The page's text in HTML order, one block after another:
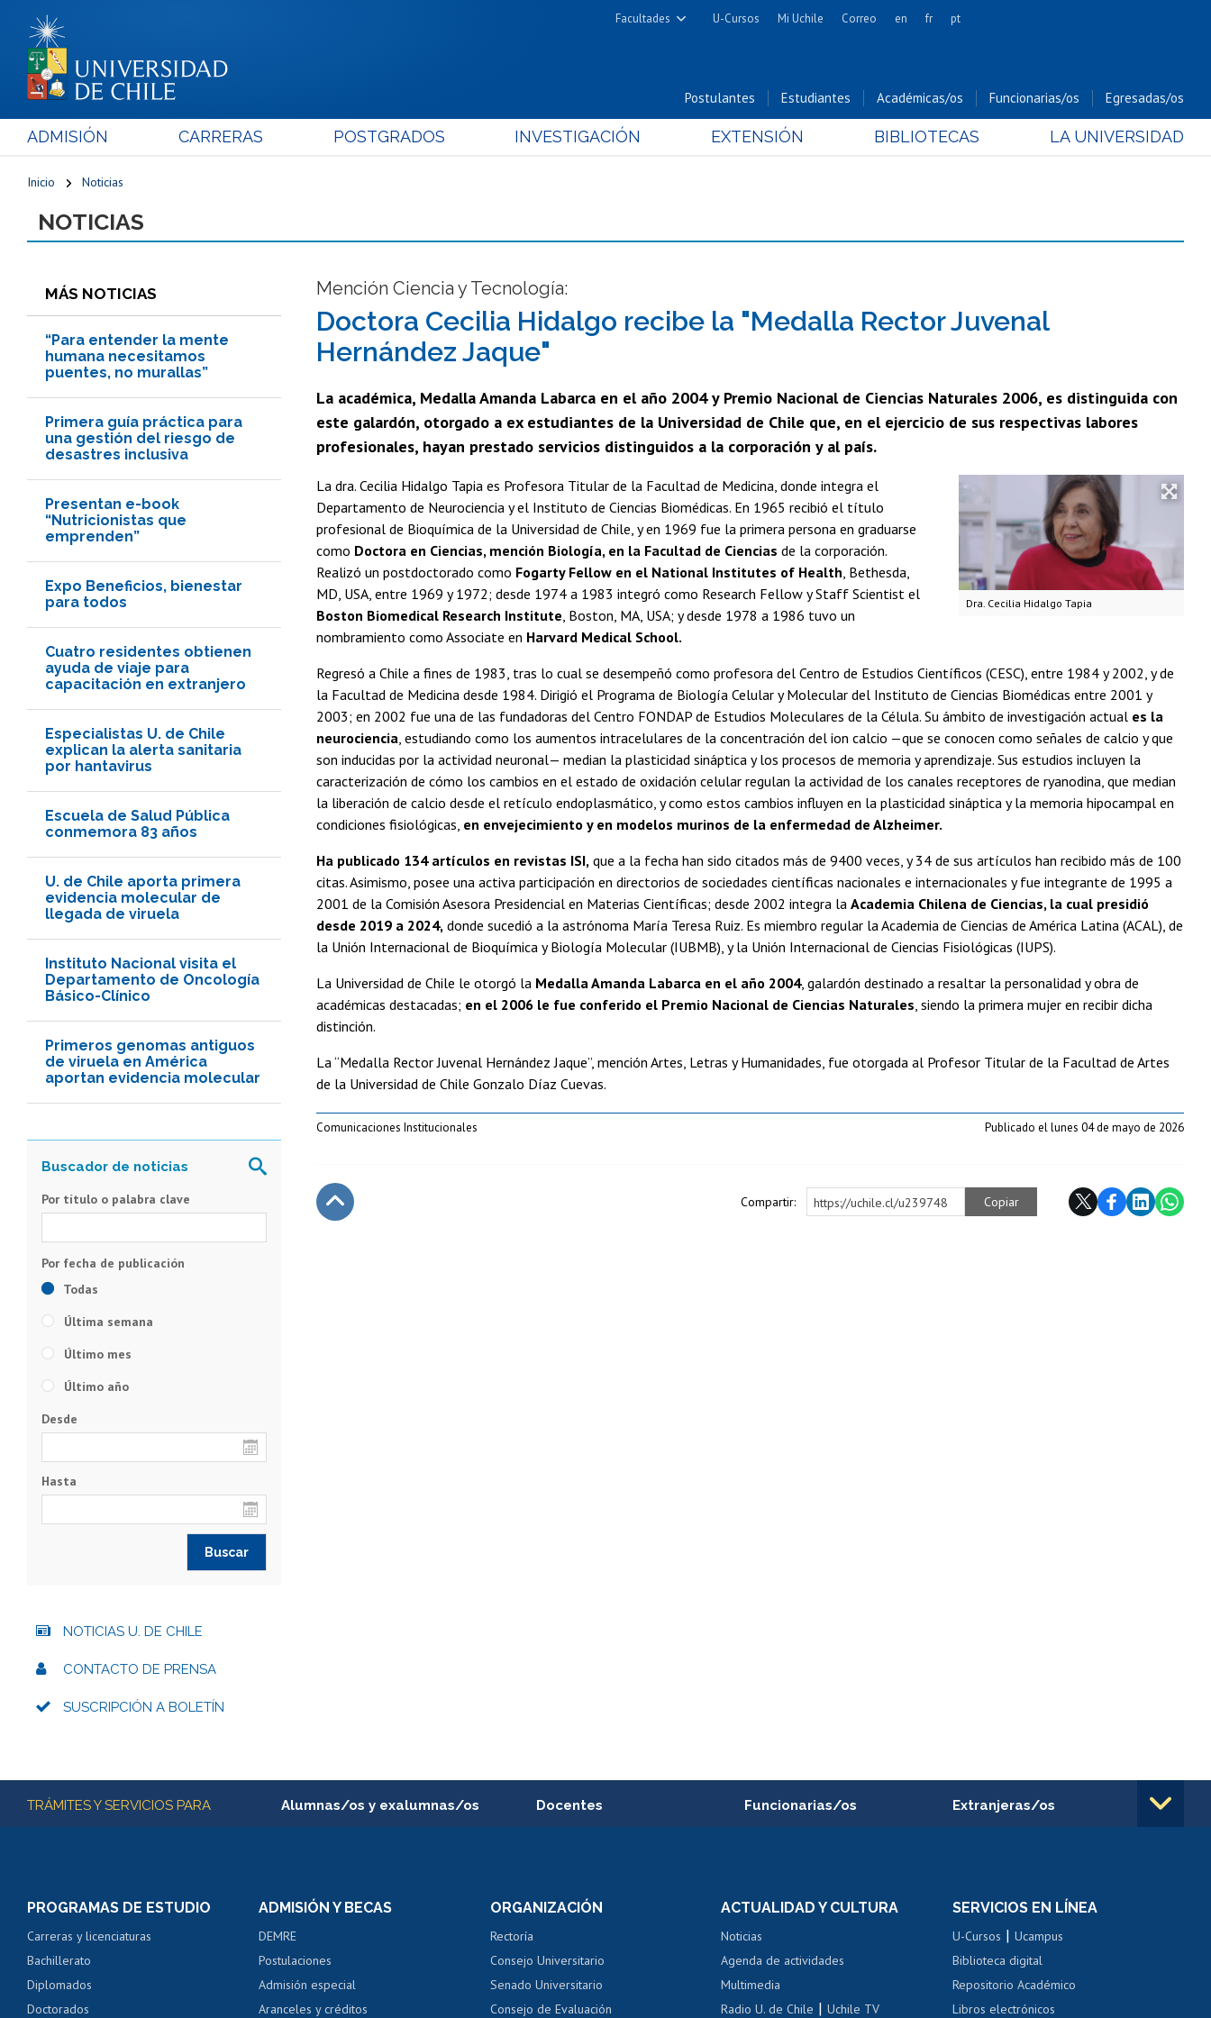
Facultades
Cs. Físicas y Matemáticas
Cs. Forestales y Conservación
Cs. Químicas y Farmacéuticas
Cs. Sociales
Nutrición y Tecnología de
Bachillerato
U-Cursos Mi Uchile Correo en fr pt
Postulantes Estudiantes Académicas/os Funcionarias/os Egresadas/os
ADMISIÓN CARRERAS POSTGRADOS INVESTIGACIÓN EXTENSIÓN BIBLIOTECAS LA UNIVERSIDAD
Inicio Noticias
NOTICIAS
MÁS NOTICIAS
“Para entender la mente
humana necesitamos
puentes, no murallas”
Primera guía práctica para
una gestión del riesgo de
desastres inclusiva
Presentan e-book
“Nutricionistas que
emprenden”
Expo Beneficios, bienestar
para todos
Cuatro residentes obtienen
ayuda de viaje para
capacitación en extranjero
Especialistas U. de Chile
explican la alerta sanitaria
por hantavirus
Escuela de Salud Pública
conmemora 83 años
U. de Chile aporta primera
evidencia molecular de
llegada de viruela
Instituto Nacional visita el
Departamento de Oncología
Básico-Clínico
Primeros genomas antiguos
de viruela en América
aportan evidencia molecular
Mención Ciencia y Tecnología:
Doctora Cecilia Hidalgo recibe la "Medalla Rector Juvenal
Hernández Jaque"
La académica, Medalla Amanda Labarca en el año 2004 y Premio Nacional de Ciencias Naturales 2006, es distinguida con
este galardón, otorgado a ex estudiantes de la Universidad de Chile que, en el ejercicio de sus respectivas labores
profesionales, hayan prestado servicios distinguidos a la corporación y al país.
Dra. Cecilia Hidalgo Tapia
La dra. Cecilia Hidalgo Tapia es Profesora Titular de la Facultad de Medicina, donde integra el
Departamento de Neurociencia y el Instituto de Ciencias Biomédicas. En 1965 recibió el título
profesional de Bioquímica de la Universidad de Chile, y en 1969 fue la primera persona en graduarse
como Doctora en Ciencias, mención Biología, en la Facultad de Ciencias de la corporación.
Realizó un postdoctorado como Fogarty Fellow en el National Institutes of Health , Bethesda,
MD, USA, entre 1969 y 1972; desde 1974 a 1983 integró como Research Fellow y Staff Scientist el
Boston Biomedical Research Institute , Boston, MA, USA; y desde 1978 a 1986 tuvo un
nombramiento como Associate en Harvard Medical School.
Regresó a Chile a fines de 1983, tras lo cual se desempeñó como profesora del Centro de Estudios Científicos (CESC), entre 1984 y 2002, y de
la Facultad de Medicina desde 1984. Dirigió el Programa de Biología Celular y Molecular del Instituto de Ciencias Biomédicas entre 2001 y
2003; en 2002 fue una de las fundadoras del Centro FONDAP de Estudios Moleculares de la Célula. Su ámbito de investigación actual es la
neurociencia , estudiando como los aumentos intracelulares de la concentración del ion calcio —que se conocen como señales de calcio y que
son inducidas por la actividad neuronal— median la plasticidad sináptica y los procesos de memoria y aprendizaje. Sus estudios incluyen la
caracterización de cómo los cambios en el estado de oxidación celular regulan la actividad de los canales receptores de ryanodina, que median
la liberación de calcio desde el retículo endoplasmático, y como estos cambios influyen en la plasticidad sináptica y la memoria hipocampal en
condiciones fisiológicas, en envejecimiento y en modelos murinos de la enfermedad de Alzheimer.
Ha publicado 134 artículos en revistas ISI, que a la fecha han sido citados más de 9400 veces, y 34 de sus artículos han recibido más de 100
citas. Asimismo, posee una activa participación en directorios de sociedades científicas nacionales e internacionales y fue integrante de 1995 a
2001 de la Comisión Asesora Presidencial en Materias Científicas; desde 2002 integra la Academia Chilena de Ciencias, la cual presidió
desde 2019 a 2024, donde sucedió a la astrónoma María Teresa Ruiz. Es miembro regular la Academia de Ciencias de América Latina (ACAL), de
la Unión Internacional de Bioquímica y Biología Molecular (IUBMB), y la Unión Internacional de Ciencias Fisiológicas (IUPS).
La Universidad de Chile le otorgó la Medalla Amanda Labarca en el año 2004, galardón destinado a resaltar la personalidad y obra de
académicas destacadas; en el 2006 le fue conferido el Premio Nacional de Ciencias Naturales , siendo la primera mujer en recibir dicha
distinción.
La “Medalla Rector Juvenal Hernández Jaque”, mención Artes, Letras y Humanidades, fue otorgada al Profesor Titular de la Facultad de Artes
de la Universidad de Chile Gonzalo Díaz Cuevas.
Comunicaciones Institucionales Publicado el lunes 04 de mayo de 2026
Compartir: https://uchile.cl/u239748 Copiar
Por título o palabra clave
Todas
Última semana
Último mes
Último año
Desde
Hasta
NOTICIAS U. DE CHILE
CONTACTO DE PRENSA
SUSCRIPCIÓN A BOLETÍN
Más información
TRÁMITES Y SERVICIOS PARA Alumnas/os y exalumnas/os
Servicio médico y dental
Pago de arancel y crédito alumnos
Pago de arancel y crédito exalumnos
Docentes
Perfeccionamiento
Evaluación docente
Calificación académica
Postulación al AUCAI
Funcionarias/os
Portal de movilidad interna
Certificado de renta
Certificado de renta
Extranjeras/os
Cursos de español
PROGRAMAS DE ESTUDIO
Carreras y licenciaturas
Bachillerato
Diplomados
Doctorados
ADMISIÓN Y BECAS
DEMRE
Postulaciones
Admisión especial
Aranceles y créditos
ORGANIZACIÓN
Rectoría
Consejo Universitario
Senado Universitario
Consejo de Evaluación
ACTUALIDAD Y CULTURA
Noticias
Agenda de actividades
Multimedia
Radio U. de Chile |Uchile TV
SERVICIOS EN LÍNEA
U-Cursos |Ucampus
Biblioteca digital
Repositorio Académico
Libros electrónicos